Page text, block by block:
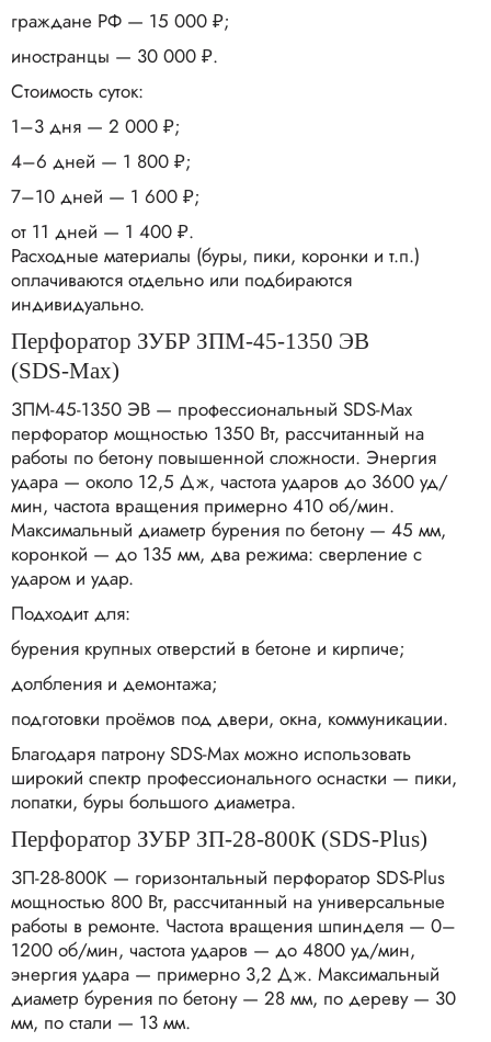
граждане РФ — 15 000 ₽;
иностранцы — 30 000 ₽.​
Стоимость суток:
1–3 дня — 2 000 ₽;
4–6 дней — 1 800 ₽;
7–10 дней — 1 600 ₽;
от 11 дней — 1 400 ₽.​
Расходные материалы (буры, пики, коронки и т.п.)
оплачиваются отдельно или подбираются
индивидуально.​
Перфоратор ЗУБР ЗПМ‑45‑1350 ЭВ
(SDS‑Max)
ЗПМ‑45‑1350 ЭВ — профессиональный SDS‑Max
перфоратор мощностью 1350 Вт, рассчитанный на
работы по бетону повышенной сложности. Энергия
удара — около 12,5 Дж, частота ударов до 3600 уд/
мин, частота вращения примерно 410 об/мин.
Максимальный диаметр бурения по бетону — 45 мм,
коронкой — до 135 мм, два режима: сверление с
ударом и удар.
Подходит для:
бурения крупных отверстий в бетоне и кирпиче;
долбления и демонтажа;
подготовки проёмов под двери, окна, коммуникации.
Благодаря патрону SDS‑Max можно использовать
широкий спектр профессионального оснастки — пики,
лопатки, буры большого диаметра.
Перфоратор ЗУБР ЗП‑28‑800К (SDS‑Plus)
ЗП‑28‑800К — горизонтальный перфоратор SDS‑Plus
мощностью 800 Вт, рассчитанный на универсальные
работы в ремонте. Частота вращения шпинделя — 0–
1200 об/мин, частота ударов — до 4800 уд/мин,
энергия удара — примерно 3,2 Дж. Максимальный
диаметр бурения по бетону — 28 мм, по дереву — 30
мм, по стали — 13 мм.